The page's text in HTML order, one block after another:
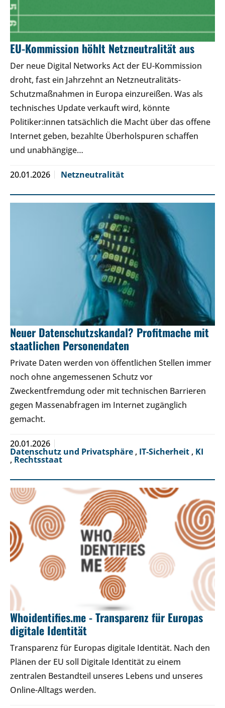
EU-Kommission höhlt Netzneutralität aus
Der neue Digital Networks Act der EU-Kommission
droht, fast ein Jahrzehnt an Netzneutralitäts-
Schutzmaßnahmen in Europa einzureißen. Was als
technisches Update verkauft wird, könnte
Politiker:innen tatsächlich die Macht über das offene
Internet geben, bezahlte Überholspuren schaffen
und unabhängige…
20.01.2026 Netzneutralität
Neuer Datenschutzskandal? Profitmache mit
staatlichen Personendaten
Private Daten werden von öffentlichen Stellen immer
noch ohne angemessenen Schutz vor
Zweckentfremdung oder mit technischen Barrieren
gegen Massenabfragen im Internet zugänglich
gemacht.
20.01.2026
Datenschutz und Privatsphäre , IT-Sicherheit , KI
, Rechtsstaat
Whoidentifies.me - Transparenz für Europas
digitale Identität
Transparenz für Europas digitale Identität. Nach den
Plänen der EU soll Digitale Identität zu einem
zentralen Bestandteil unseres Lebens und unseres
Online-Alltags werden.